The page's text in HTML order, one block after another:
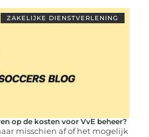
ZAKELIJKE DIENSTVERLENING
op de kosten voor VvE beheer?
misschien af of het mogelijk